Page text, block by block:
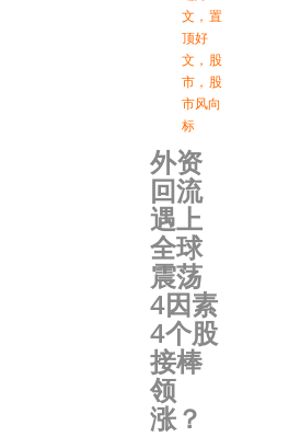
文 ， 置
顶好
文 ， 股
市 ， 股
市风向
标
外资
回流
遇上
全球
震荡
4因素
4个股
接棒
领
涨？